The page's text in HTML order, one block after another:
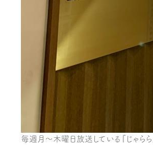
毎週月～木曜日放送している『じゃらら